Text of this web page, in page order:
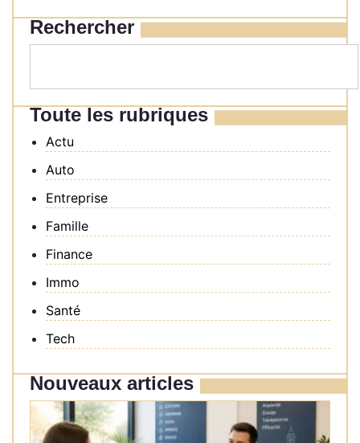
Rechercher
Toute les rubriques
Actu
Auto
Entreprise
Famille
Finance
Immo
Santé
Tech
Nouveaux articles